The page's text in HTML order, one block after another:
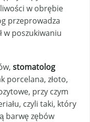
w obrębie
przeprowadza
w poszukiwaniu
stomatolog
porcelana, złoto,
przy czym
czyli taki, który
barwę zębów